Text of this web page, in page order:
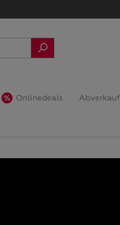
Onlinedeals Abverkauf